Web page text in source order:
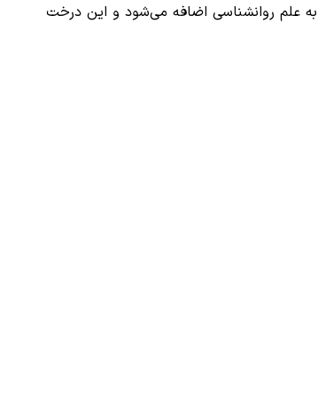
به علم روانشناسی اضافه می‌شود و این درخت